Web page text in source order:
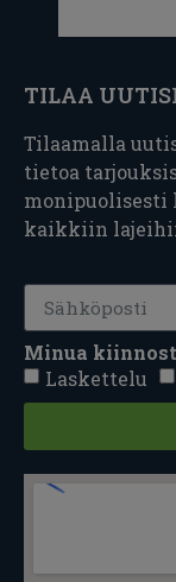
TILAA
Tilaamalla
tietoa
monipuolisesti
kaikkiin
Minua
Laskettelu